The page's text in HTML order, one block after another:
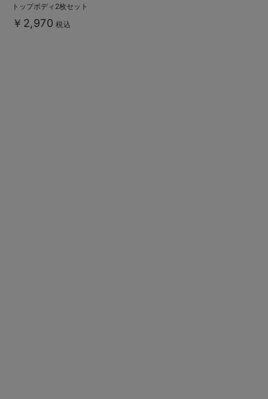
トップボディ2枚セット
￥2,970 税込